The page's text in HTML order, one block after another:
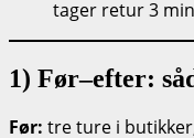
tager retur 3
1) Før–efter:
Før: tre ture i